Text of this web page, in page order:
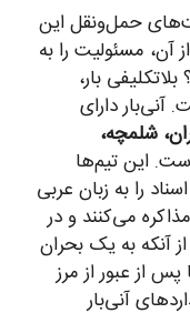
حمل‌ونقل این
آن، مسئولیت را به
بار،
دارای
شلمچه،
این تیم‌ها
را به زبان عربی
می‌کنند و در
آنکه به یک بحران
از عبور از مرز
آنی‌بار